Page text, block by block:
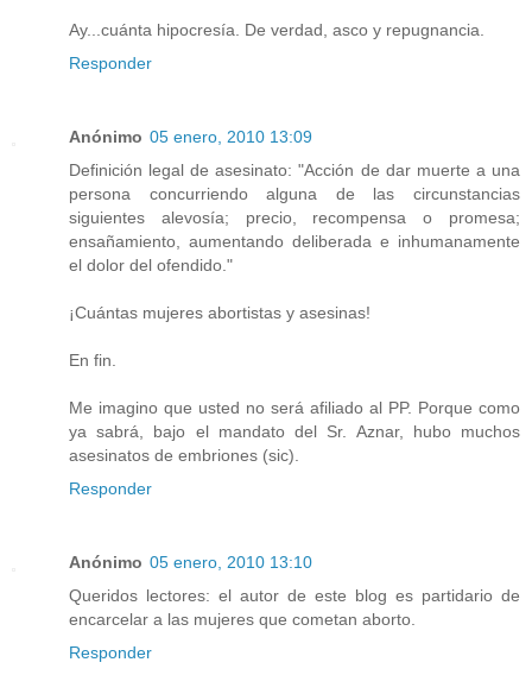
Ay...cuánta hipocresía. De verdad, asco y repugnancia.
Responder
Anónimo 05 enero, 2010 13:09
Definición legal de asesinato: "Acción de dar muerte a una
persona concurriendo alguna de las circunstancias
siguientes alevosía; precio, recompensa o promesa;
ensañamiento, aumentando deliberada e inhumanamente
el dolor del ofendido."
¡Cuántas mujeres abortistas y asesinas!
En fin.
Me imagino que usted no será afiliado al PP. Porque como
ya sabrá, bajo el mandato del Sr. Aznar, hubo muchos
asesinatos de embriones (sic).
Responder
Anónimo 05 enero, 2010 13:10
Queridos lectores: el autor de este blog es partidario de
encarcelar a las mujeres que cometan aborto.
Responder